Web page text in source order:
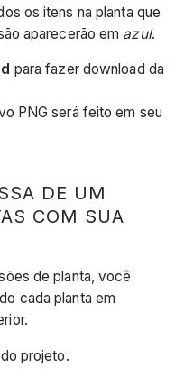
os itens na planta que
aparecerão em azul.
para fazer download da
PNG será feito em seu
DE UM
COM SUA
de planta, você
cada planta em
do projeto.